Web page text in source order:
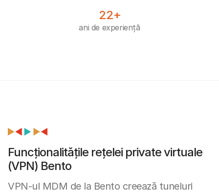
22+
ani de experiență
Funcționalitățile rețelei private virtuale
(VPN) Bento
VPN-ul MDM de la Bento creează tuneluri